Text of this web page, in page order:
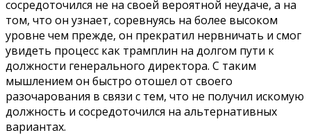
сосредоточился не на своей вероятной неудаче, а на
том, что он узнает, соревнуясь на более высоком
уровне чем прежде, он прекратил нервничать и смог
увидеть процесс как трамплин на долгом пути к
должности генерального директора. С таким
мышлением он быстро отошел от своего
разочарования в связи с тем, что не получил искомую
должность и сосредоточился на альтернативных
вариантах.